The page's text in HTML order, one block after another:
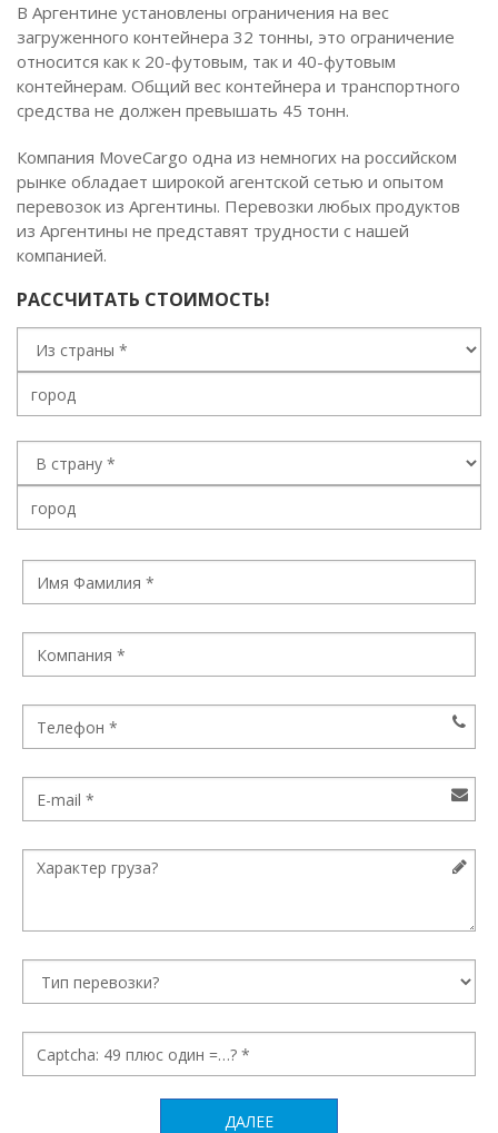
В Аргентине установлены ограничения на вес
загруженного контейнера 32 тонны, это ограничение
относится как к 20-футовым, так и 40-футовым
контейнерам. Общий вес контейнера и транспортного
средства не должен превышать 45 тонн.
Компания MoveCargo одна из немногих на российском
рынке обладает широкой агентской сетью и опытом
перевозок из Аргентины. Перевозки любых продуктов
из Аргентины не представят трудности с нашей
компанией.
РАССЧИТАТЬ СТОИМОСТЬ!
ДАЛЕЕ